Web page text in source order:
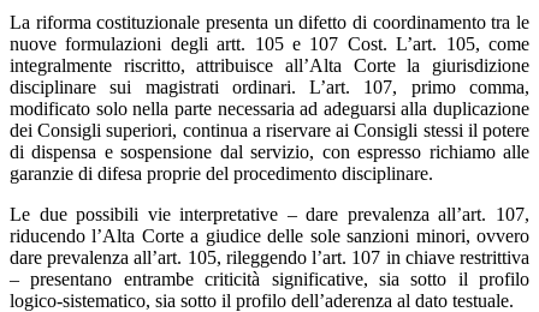
La riforma costituzionale presenta un difetto di coordinamento tra le
nuove formulazioni degli artt. 105 e 107 Cost. L’art. 105, come
integralmente riscritto, attribuisce all’Alta Corte la giurisdizione
disciplinare sui magistrati ordinari. L’art. 107, primo comma,
modificato solo nella parte necessaria ad adeguarsi alla duplicazione
dei Consigli superiori, continua a riservare ai Consigli stessi il potere
di dispensa e sospensione dal servizio, con espresso richiamo alle
garanzie di difesa proprie del procedimento disciplinare.
Le due possibili vie interpretative – dare prevalenza all’art. 107,
riducendo l’Alta Corte a giudice delle sole sanzioni minori, ovvero
dare prevalenza all’art. 105, rileggendo l’art. 107 in chiave restrittiva
– presentano entrambe criticità significative, sia sotto il profilo
logico-sistematico, sia sotto il profilo dell’aderenza al dato testuale.